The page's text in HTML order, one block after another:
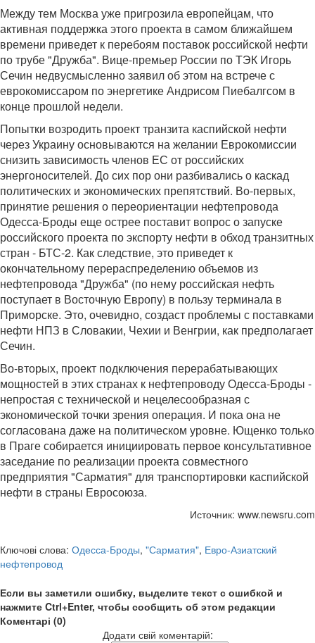
Между тем Москва уже пригрозила европейцам, что
активная поддержка этого проекта в самом ближайшем
времени приведет к перебоям поставок российской нефти
по трубе "Дружба". Вице-премьер России по ТЭК Игорь
Сечин недвусмысленно заявил об этом на встрече с
еврокомиссаром по энергетике Андрисом Пиебалгсом в
конце прошлой недели.
Попытки возродить проект транзита каспийской нефти
через Украину основываются на желании Еврокомиссии
снизить зависимость членов ЕС от российских
энергоносителей. До сих пор они разбивались о каскад
политических и экономических препятствий. Во-первых,
принятие решения о переориентации нефтепровода
Одесса-Броды еще острее поставит вопрос о запуске
российского проекта по экспорту нефти в обход транзитных
стран - БТС-2. Как следствие, это приведет к
окончательному перераспределению объемов из
нефтепровода "Дружба" (по нему российская нефть
поступает в Восточную Европу) в пользу терминала в
Приморске. Это, очевидно, создаст проблемы с поставками
нефти НПЗ в Словакии, Чехии и Венгрии, как предполагает
Сечин.
Во-вторых, проект подключения перерабатывающих
мощностей в этих странах к нефтепроводу Одесса-Броды -
непростая с технической и нецелесообразная с
экономической точки зрения операция. И пока она не
согласована даже на политическом уровне. Ющенко только
в Праге собирается инициировать первое консультативное
заседание по реализации проекта совместного
предприятия "Сарматия" для транспортировки каспийской
нефти в страны Евросоюза.
Источник: www.newsru.com
Ключові слова: Одесса-Броды, "Сарматия", Евро-Азиатский
нефтепровод
Если вы заметили ошибку, выделите текст с ошибкой и
нажмите Ctrl+Enter, чтобы сообщить об этом редакции
Коментарі (0)
Додати свій коментарій: